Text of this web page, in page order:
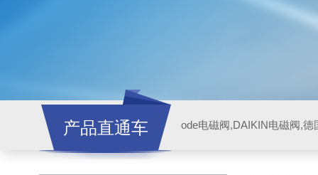
产品直通车 ode电磁阀,DAIKIN电磁阀,